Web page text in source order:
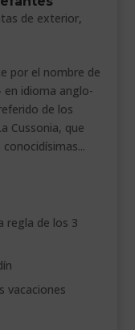
de exterior,
por el nombre de
en idioma anglo-
de los
Cussonia, que
regla de los 3
vacaciones